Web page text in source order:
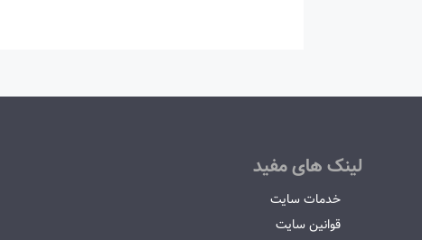
لینک های مفید
خدمات سایت
قوانین سایت